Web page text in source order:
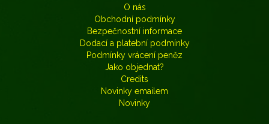
O nás
Obchodní podmínky
Bezpečnostní informace
Dodací a platební podmínky
Podmínky vrácení peněz
Jako objednat?
Credits
Novinky emailem
Novinky